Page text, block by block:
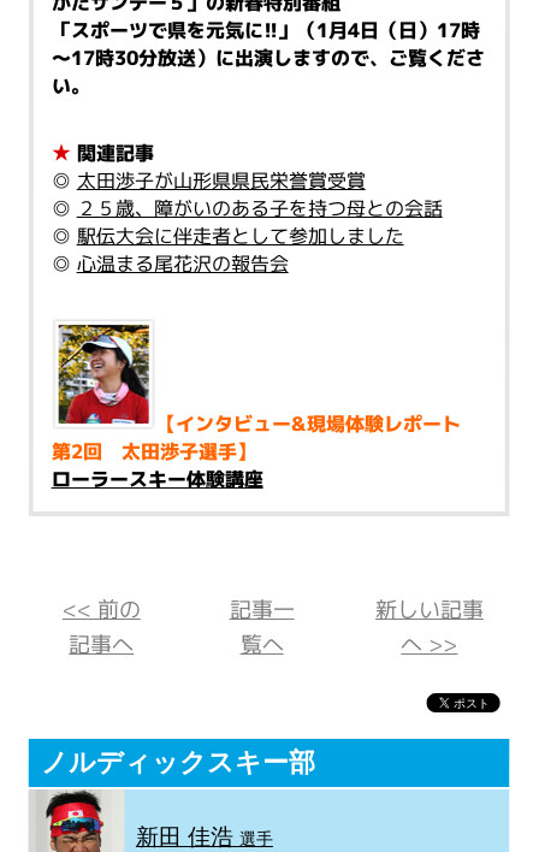
「スポーツで県を元気に!!」（1月4日（日）17時
～17時30分放送）に出演しますので、ご覧くださ
い。
★ 関連記事
◎ 太田渉子が山形県県民栄誉賞受賞
◎ ２５歳、障がいのある子を持つ母との会話
◎ 駅伝大会に伴走者として参加しました
◎ 心温まる尾花沢の報告会
【インタビュー&現場体験レポート
第2回 太田渉子選手】
ローラースキー体験講座
<< 前の
記事へ
記事一
覧へ
新しい記事
へ >>
ノルディックスキー部
新田 佳浩 選手